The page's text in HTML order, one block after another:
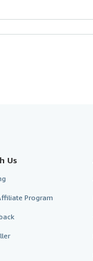
Us
Program